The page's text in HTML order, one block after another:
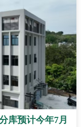
库预计今年7月